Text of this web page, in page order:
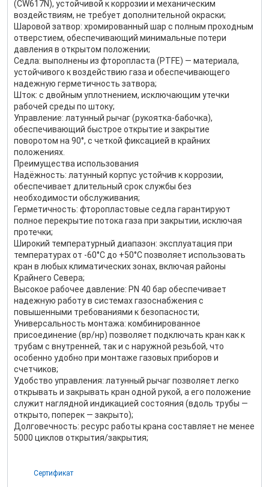
(CW617N), устойчивой к коррозии и механическим
воздействиям, не требует дополнительной окраски;
Шаровой затвор: хромированный шар с полным проходным
отверстием, обеспечивающий минимальные потери
давления в открытом положении;
Седла: выполнены из фторопласта (PTFE) — материала,
устойчивого к воздействию газа и обеспечивающего
надежную герметичность затвора;
Шток: с двойным уплотнением, исключающим утечки
рабочей среды по штоку;
Управление: латунный рычаг (рукоятка-бабочка),
обеспечивающий быстрое открытие и закрытие
поворотом на 90°, с четкой фиксацией в крайних
положениях.
Преимущества использования
Надёжность: латунный корпус устойчив к коррозии,
обеспечивает длительный срок службы без
необходимости обслуживания;
Герметичность: фторопластовые седла гарантируют
полное перекрытие потока газа при закрытии, исключая
протечки;
Широкий температурный диапазон: эксплуатация при
температурах от -60°С до +50°С позволяет использовать
кран в любых климатических зонах, включая районы
Крайнего Севера;
Высокое рабочее давление: PN 40 бар обеспечивает
надежную работу в системах газоснабжения с
повышенными требованиями к безопасности;
Универсальность монтажа: комбинированное
присоединение (вр/нр) позволяет подключать кран как к
трубам с внутренней, так и с наружной резьбой, что
особенно удобно при монтаже газовых приборов и
счетчиков;
Удобство управления: латунный рычаг позволяет легко
открывать и закрывать кран одной рукой, а его положение
служит наглядной индикацией состояния (вдоль трубы —
открыто, поперек — закрыто);
Долговечность: ресурс работы крана составляет не менее
5000 циклов открытия/закрытия;
Сертификат